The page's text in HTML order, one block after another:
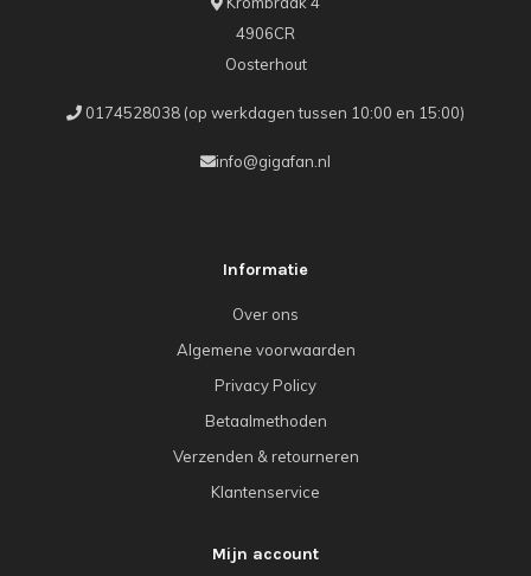
4906CR
Oosterhout
0174528038 (op werkdagen tussen 10:00 en 15:00)
info@gigafan.nl
Informatie
Over ons
Algemene voorwaarden
Privacy Policy
Betaalmethoden
Verzenden & retourneren
Klantenservice
Mijn account